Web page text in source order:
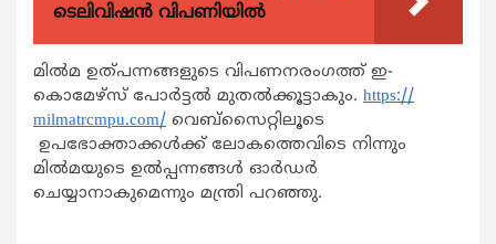
ടെലിവിഷൻ വിപണിയിൽ
മില്‍മ ഉത്പന്നങ്ങളുടെ വിപണനരംഗത്ത് ഇ-
കൊമേഴ്സ് പോര്‍ട്ടല്‍ മുതല്‍ക്കൂട്ടാകും. https://
milmatrcmpu.com/ വെബ്സൈറ്റിലൂടെ
ഉപഭോക്താക്കള്‍ക്ക് ലോകത്തെവിടെ നിന്നും
മില്‍മയുടെ ഉല്‍പ്പന്നങ്ങള്‍ ഓര്‍ഡര്‍
ചെയ്യാനാകുമെന്നും മന്ത്രി പറഞ്ഞു.